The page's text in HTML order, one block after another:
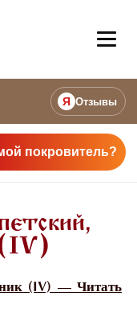
Я Отзывы
покровитель?
(IV)
(IV) — Читать